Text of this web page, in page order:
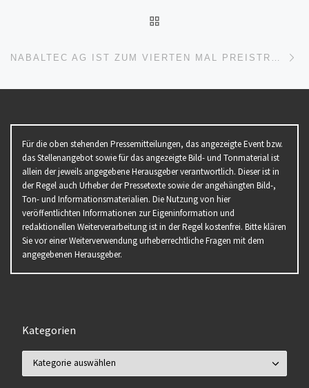
Für die oben stehenden Pressemitteilungen, das angezeigte Event bzw.
das Stellenangebot sowie für das angezeigte Bild- und Tonmaterial ist
allein der jeweils angegebene Herausgeber verantwortlich. Dieser ist in
der Regel auch Urheber der Pressetexte sowie der angehängten Bild-,
Ton- und Informationsmaterialien. Die Nutzung von hier
veröffentlichten Informationen zur Eigeninformation und
redaktionellen Weiterverarbeitung ist in der Regel kostenfrei. Bitte klären
Sie vor einer Weiterverwendung urheberrechtliche Fragen mit dem
angegebenen Herausgeber.
Kategorien